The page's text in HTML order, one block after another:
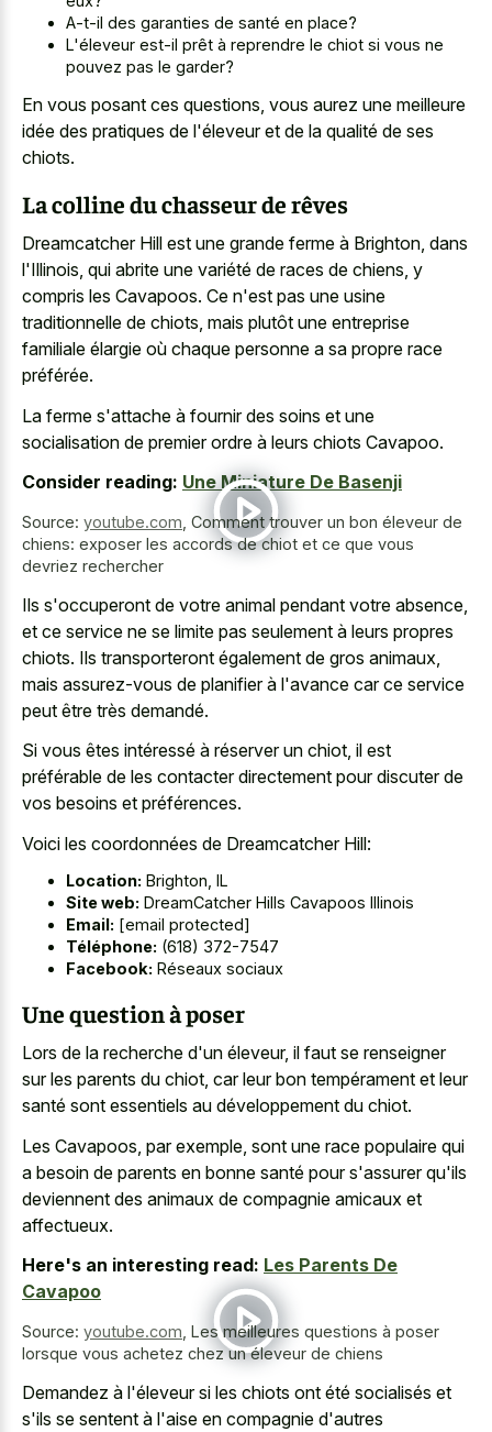
A-t-il des garanties de santé en place?
L'éleveur est-il prêt à reprendre le chiot si vous ne
pouvez pas le garder?
En vous posant ces questions, vous aurez une meilleure
idée des pratiques de l'éleveur et de la qualité de ses
chiots.
La colline du chasseur de rêves
Dreamcatcher Hill est une grande ferme à Brighton, dans
l'Illinois, qui abrite une variété de races de chiens, y
compris les Cavapoos. Ce n'est pas une usine
traditionnelle de chiots, mais plutôt une entreprise
familiale élargie où chaque personne a sa propre race
préférée.
La ferme s'attache à fournir des soins et une
socialisation de premier ordre à leurs chiots Cavapoo.
Consider reading: Une Miniature De Basenji
Source: youtube.com Comment trouver un bon éleveur de
chiens: exposer les accords de chiot et ce que vous
devriez rechercher
Ils s'occuperont de votre animal pendant votre absence,
et ce service ne se limite pas seulement à leurs propres
chiots. Ils transporteront également de gros animaux,
mais assurez-vous de planifier à l'avance car ce service
peut être très demandé.
Si vous êtes intéressé à réserver un chiot, il est
préférable de les contacter directement pour discuter de
vos besoins et préférences.
Voici les coordonnées de Dreamcatcher Hill:
Location: Brighton, IL
Site web: DreamCatcher Hills Cavapoos Illinois
Email: [email protected]
Téléphone: (618) 372-7547
Facebook: Réseaux sociaux
Une question à poser
Lors de la recherche d'un éleveur, il faut se renseigner
sur les parents du chiot, car leur bon tempérament et leur
santé sont essentiels au développement du chiot.
Les Cavapoos, par exemple, sont une race populaire qui
a besoin de parents en bonne santé pour s'assurer qu'ils
deviennent des animaux de compagnie amicaux et
affectueux.
Here's an interesting read: Les Parents De
Cavapoo
Source: youtube.com Les meilleures questions à poser
lorsque vous achetez chez un éleveur de chiens
Demandez à l'éleveur si les chiots ont été socialisés et
s'ils se sentent à l'aise en compagnie d'autres